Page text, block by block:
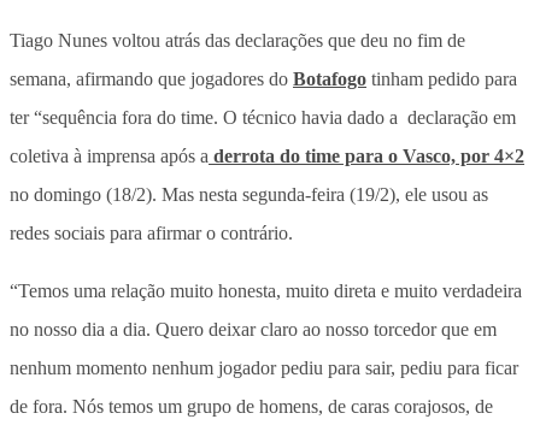
Tiago Nunes voltou atrás das declarações que deu no fim de
semana, afirmando que jogadores do Botafogo tinham pedido para
ter “sequência fora do time. O técnico havia dado a declaração em
coletiva à imprensa após a derrota do time para o Vasco, por 4×2
no domingo (18/2). Mas nesta segunda-feira (19/2), ele usou as
redes sociais para afirmar o contrário.
“Temos uma relação muito honesta, muito direta e muito verdadeira
no nosso dia a dia. Quero deixar claro ao nosso torcedor que em
nenhum momento nenhum jogador pediu para sair, pediu para ficar
de fora. Nós temos um grupo de homens, de caras corajosos, de